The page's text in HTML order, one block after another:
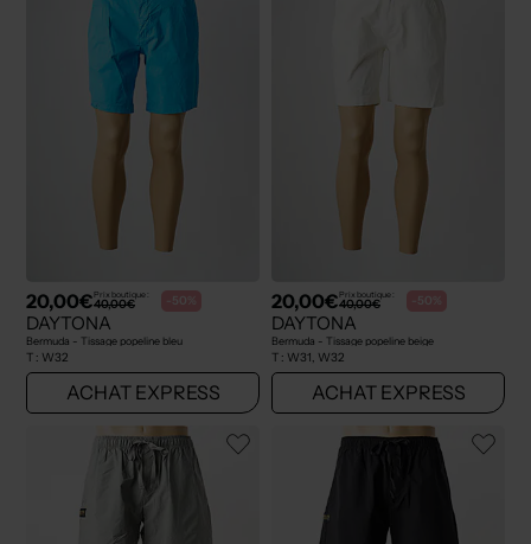
20,00€Prix boutique :
40,00€ -50%
DAYTONA
Bermuda - Tissage popeline bleu
T : W32
ACHAT EXPRESS
20,00€Prix boutique :
40,00€ -50%
DAYTONA
Bermuda - Tissage popeline beige
T : W31, W32
ACHAT EXPRESS